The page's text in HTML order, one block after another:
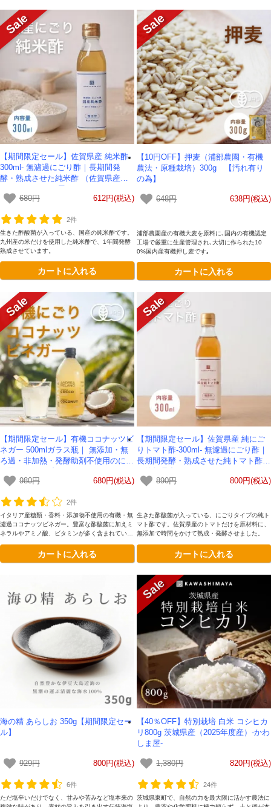
【期間限定セール】佐賀県産 純米酢-
300ml- 無濾過にごり酢｜長期間発
酵・熟成させた純米酢 （佐賀県産米1
680円
612円(税込)
2件
生きた酢酸菌が入っている、国産の純米酢です。
九州産の米だけを使用した純米酢で、1年間発酵
熟成させています。
カートに入れる
【10円OFF】押麦（浦部農園・有機
農法・原種栽培）300g 【汚れ有り
の為】
648円 638円(税込)
浦部農園産の有機大麦を原料に､国内の有機認定
工場で厳重に生産管理され､大切に作られた10
0%国内産有機押し麦です｡
カートに入れる
【期間限定セール】有機ココナッツビ
ネガー 500mlガラス瓶｜ 無添加・無
ろ過・非加熱・発酵助剤不使用のにご
980円
680円(税込)
2件
イタリア産糖類・香料・添加物不使用の有機・無
濾過ココナッツビネガー。豊富な酢酸菌に加えミ
ネラルやアミノ酸、ビタミンが多く含まれていま
カートに入れる
【期間限定セール】佐賀県産 純にご
りトマト酢-300ml- 無濾過にごり酢｜
長期間発酵・熟成させた純トマト酢
屋-
890円 800円(税込)
生きた酢酸菌が入っている、にごりタイプの純ト
マト酢です。佐賀県産のトマトだけを原材料に、
無添加で時間をかけて熟成・発酵させました。
カートに入れる
海の精 あらしお 350g【期間限定セー
ル】
929円 800円(税込)
6件
ただ塩辛いだけでなく、甘みや苦みなど塩本来の
【40％OFF】特別栽培 白米 コシヒカ
リ800g 茨城県産（2025年度産）-かわ
しま屋-
1,380円 820円(税込)
24件
茨城県東町で、自然の力を最大限に活かす農法に